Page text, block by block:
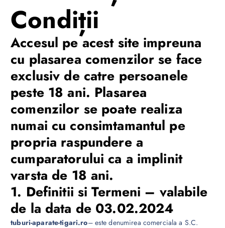
Condiții
Accesul pe acest site impreuna
cu plasarea comenzilor se face
exclusiv de catre persoanele
peste 18 ani. Plasarea
comenzilor se poate realiza
numai cu consimtamantul pe
propria raspundere a
cumparatorului ca a implinit
varsta de 18 ani.
1. Definitii si Termeni – valabile
de la data de 03.02.2024
tuburi-aparate-tigari.ro– este denumirea comerciala a S.C.